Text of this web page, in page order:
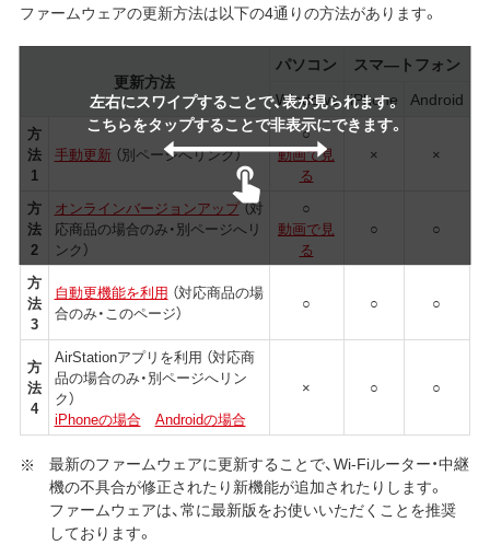
ファームウェアの更新方法は以下の4通りの方法があります。
左右にスワイプすることで、表が見られます。
こちらをタップすることで非表示にできます。
更新方法
パソコン
スマ―トフォン
Windows iPhone Android
方
法
1
手動更新 （別ページへリンク）
○
動画で見
る
× ×
方
法
2
オンラインバージョンアップ（対
応商品の場合のみ・別ページへリ
ンク）
○
動画で見
る
○ ○
方
法
3
自動更機能を利用 （対応商品の場
合のみ・このページ）
○ ○ ○
方
法
4
AirStationアプリを利用 （対応商
品の場合のみ・別ページへリン
ク）
iPhoneの場合
Androidの場合
× ○ ○
最新のファームウェアに更新することで、Wi-Fiルーター・中継
機の不具合が修正されたり新機能が追加されたりします。
ファームウェアは、常に最新版をお使いいただくことを推奨
しております。